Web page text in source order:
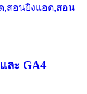
ละ GA4